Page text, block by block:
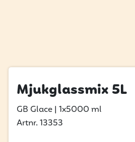
Mjukglassmix 5L
GB Glace | 1x5000 ml
Artnr. 13353